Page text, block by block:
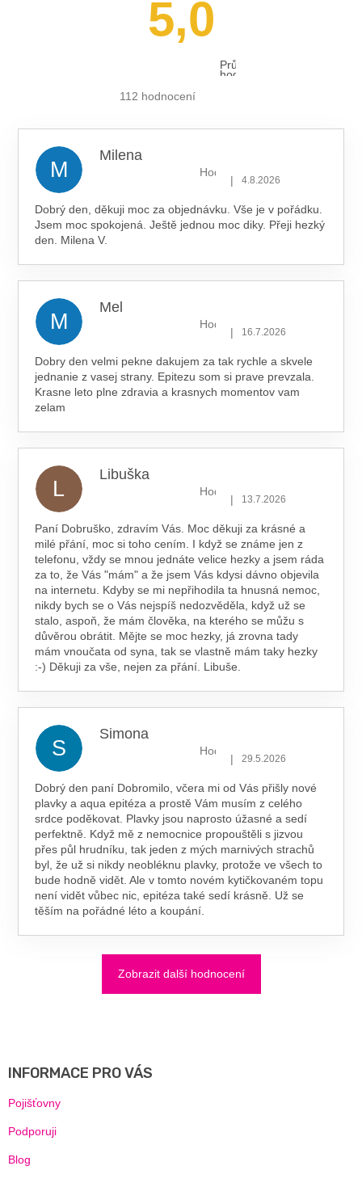
5,0
Průměrné
hodnocení
112 hodnocení
M
Milena
Hodnocení obchodu je 5 z 5
| 4.8.2026
Dobrý den, děkuji moc za objednávku. Vše je v pořádku.
Jsem moc spokojená. Ještě jednou moc diky. Přeji hezký
den. Milena V.
M
Mel
Hodnocení obchodu je 5 z 5
| 16.7.2026
Dobry den velmi pekne dakujem za tak rychle a skvele
jednanie z vasej strany. Epitezu som si prave prevzala.
Krasne leto plne zdravia a krasnych momentov vam
zelam
L
Libuška
Hodnocení obchodu je 5 z 5
| 13.7.2026
Paní Dobruško, zdravím Vás. Moc děkuji za krásné a
milé přání, moc si toho cením. I když se známe jen z
telefonu, vždy se mnou jednáte velice hezky a jsem ráda
za to, že Vás "mám" a že jsem Vás kdysi dávno objevila
na internetu. Kdyby se mi nepřihodila ta hnusná nemoc,
nikdy bych se o Vás nejspíš nedozvěděla, když už se
stalo, aspoň, že mám člověka, na kterého se můžu s
důvěrou obrátit. Mějte se moc hezky, já zrovna tady
mám vnoučata od syna, tak se vlastně mám taky hezky
:-) Děkuji za vše, nejen za přání. Libuše.
S
Simona
Hodnocení obchodu je 5 z 5
| 29.5.2026
Dobrý den paní Dobromilo, včera mi od Vás přišly nové
plavky a aqua epitéza a prostě Vám musím z celého
srdce poděkovat. Plavky jsou naprosto úžasné a sedí
perfektně. Když mě z nemocnice propouštěli s jizvou
přes půl hrudníku, tak jeden z mých marnivých strachů
byl, že už si nikdy neobléknu plavky, protože ve všech to
bude hodně vidět. Ale v tomto novém kytičkovaném topu
není vidět vůbec nic, epitéza také sedí krásně. Už se
těším na pořádné léto a koupání.
Zobrazit další hodnocení
INFORMACE PRO VÁS
Pojišťovny
Podporuji
Blog